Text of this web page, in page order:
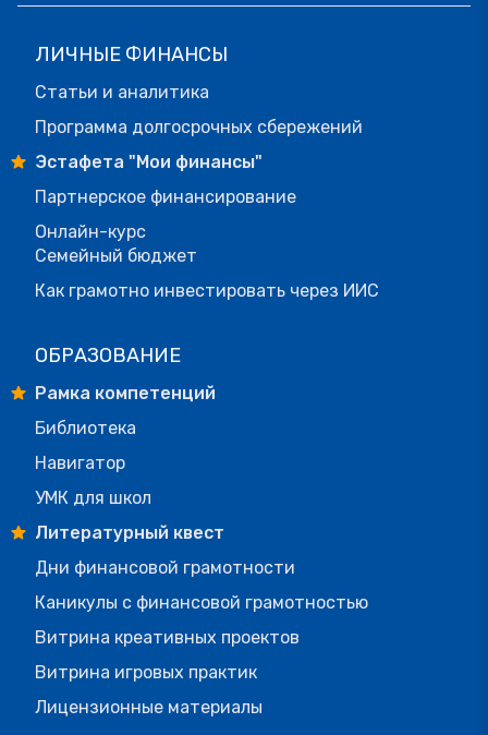
ЛИЧНЫЕ ФИНАНСЫ
Статьи и аналитика
Программа долгосрочных сбережений
Эстафета "Мои финансы"
Партнерское финансирование
Онлайн-курс
Семейный бюджет
Как грамотно инвестировать через ИИС
ОБРАЗОВАНИЕ
Рамка компетенций
Библиотека
Навигатор
УМК для школ
Литературный квест
Дни финансовой грамотности
Каникулы с финансовой грамотностью
Витрина креативных проектов
Витрина игровых практик
Лицензионные материалы